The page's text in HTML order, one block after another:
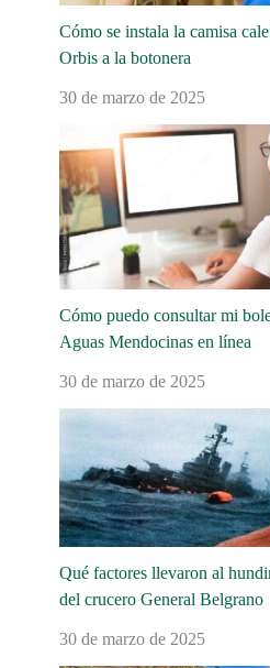
Cómo se instala la camisa
Orbis a la botonera
30 de marzo de 2025
Cómo puedo consultar mi
Aguas Mendocinas en línea
30 de marzo de 2025
Qué factores llevaron al
del crucero General Belgrano
30 de marzo de 2025